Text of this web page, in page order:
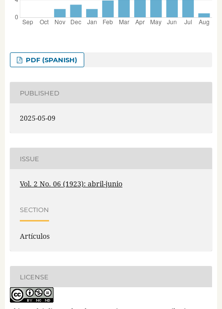
PDF (SPANISH)
PUBLISHED
2025-05-09
ISSUE
Vol. 2 No. 06 (1923): abril-junio
SECTION
Artículos
LICENSE